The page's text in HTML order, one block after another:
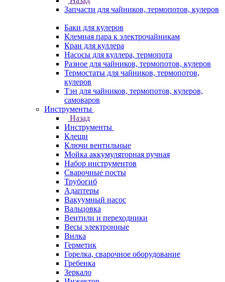
Запчасти для чайников, термопотов, кулеров
Баки для кулеров
Клемная пара к электрочайникам
Кран для куллера
Насосы для куллера, термопота
Разное для чайников, термопотов, кулеров
Термостаты для чайников, термопотов,
кулеров
Тэн для чайников, термопотов, кулеров,
самоваров
Инструменты
Назад
Инструменты
Клещи
Ключи вентильные
Мойка аккумуляторная ручная
Набор инструментов
Сварочные посты
Трубогиб
Aдаптеры
Вакуумный насос
Вальцовка
Вентили и переходники
Весы электронные
Вилка
Герметик
Горелка, сварочное оборудование
Гребенка
Зеркало